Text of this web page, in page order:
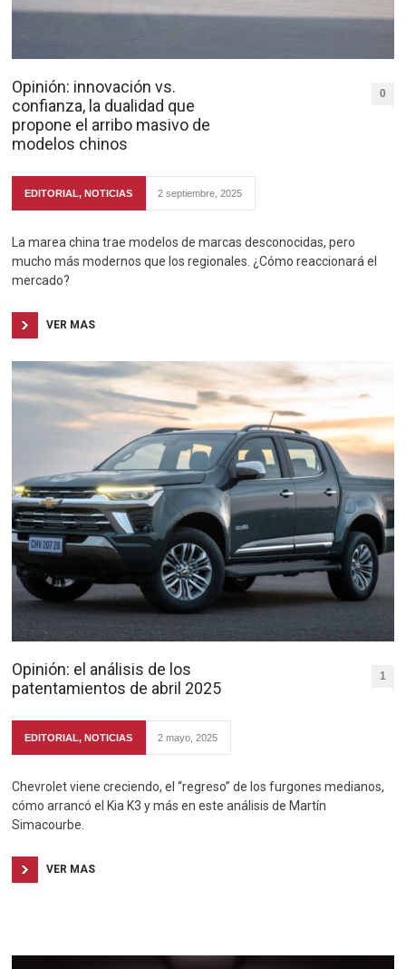
Opinión: innovación vs.
confianza, la dualidad que
propone el arribo masivo de
modelos chinos
0
EDITORIAL, NOTICIAS 2 septiembre, 2025
La marea china trae modelos de marcas desconocidas, pero
mucho más modernos que los regionales. ¿Cómo reaccionará el
mercado?
VER MAS
Opinión: el análisis de los
patentamientos de abril 2025
1
EDITORIAL, NOTICIAS 2 mayo, 2025
Chevrolet viene creciendo, el “regreso” de los furgones medianos,
cómo arrancó el Kia K3 y más en este análisis de Martín
Simacourbe.
VER MAS